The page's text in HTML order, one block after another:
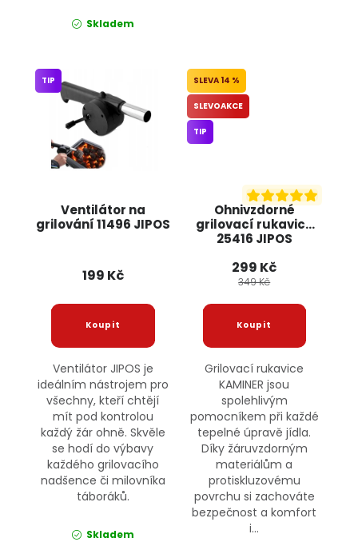
Skladem
Ventilátor na
grilování 11496 JIPOS
TIP
199 Kč
Ventilátor JIPOS je
ideálním nástrojem pro
všechny, kteří chtějí
mít pod kontrolou
každý žár ohně. Skvěle
se hodí do výbavy
každého grilovacího
nadšence či milovníka
táboráků.
Skladem
Ohnivzdorné
grilovací rukavice
25416 JIPOS
14 %
SLEVOAKCE
TIP
299 Kč
349 Kč
Grilovací rukavice
KAMINER jsou
spolehlivým
pomocníkem při každé
tepelné úpravě jídla.
Díky žáruvzdorným
materiálům a
protiskluzovému
povrchu si zachováte
bezpečnost a komfort
i...